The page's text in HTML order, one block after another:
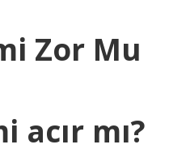
Zor Mu
acır mı?